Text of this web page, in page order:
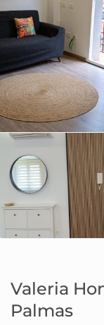
Valeria
Palmas